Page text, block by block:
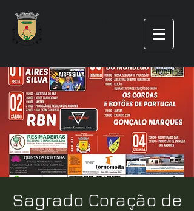
Sagrado Coração de